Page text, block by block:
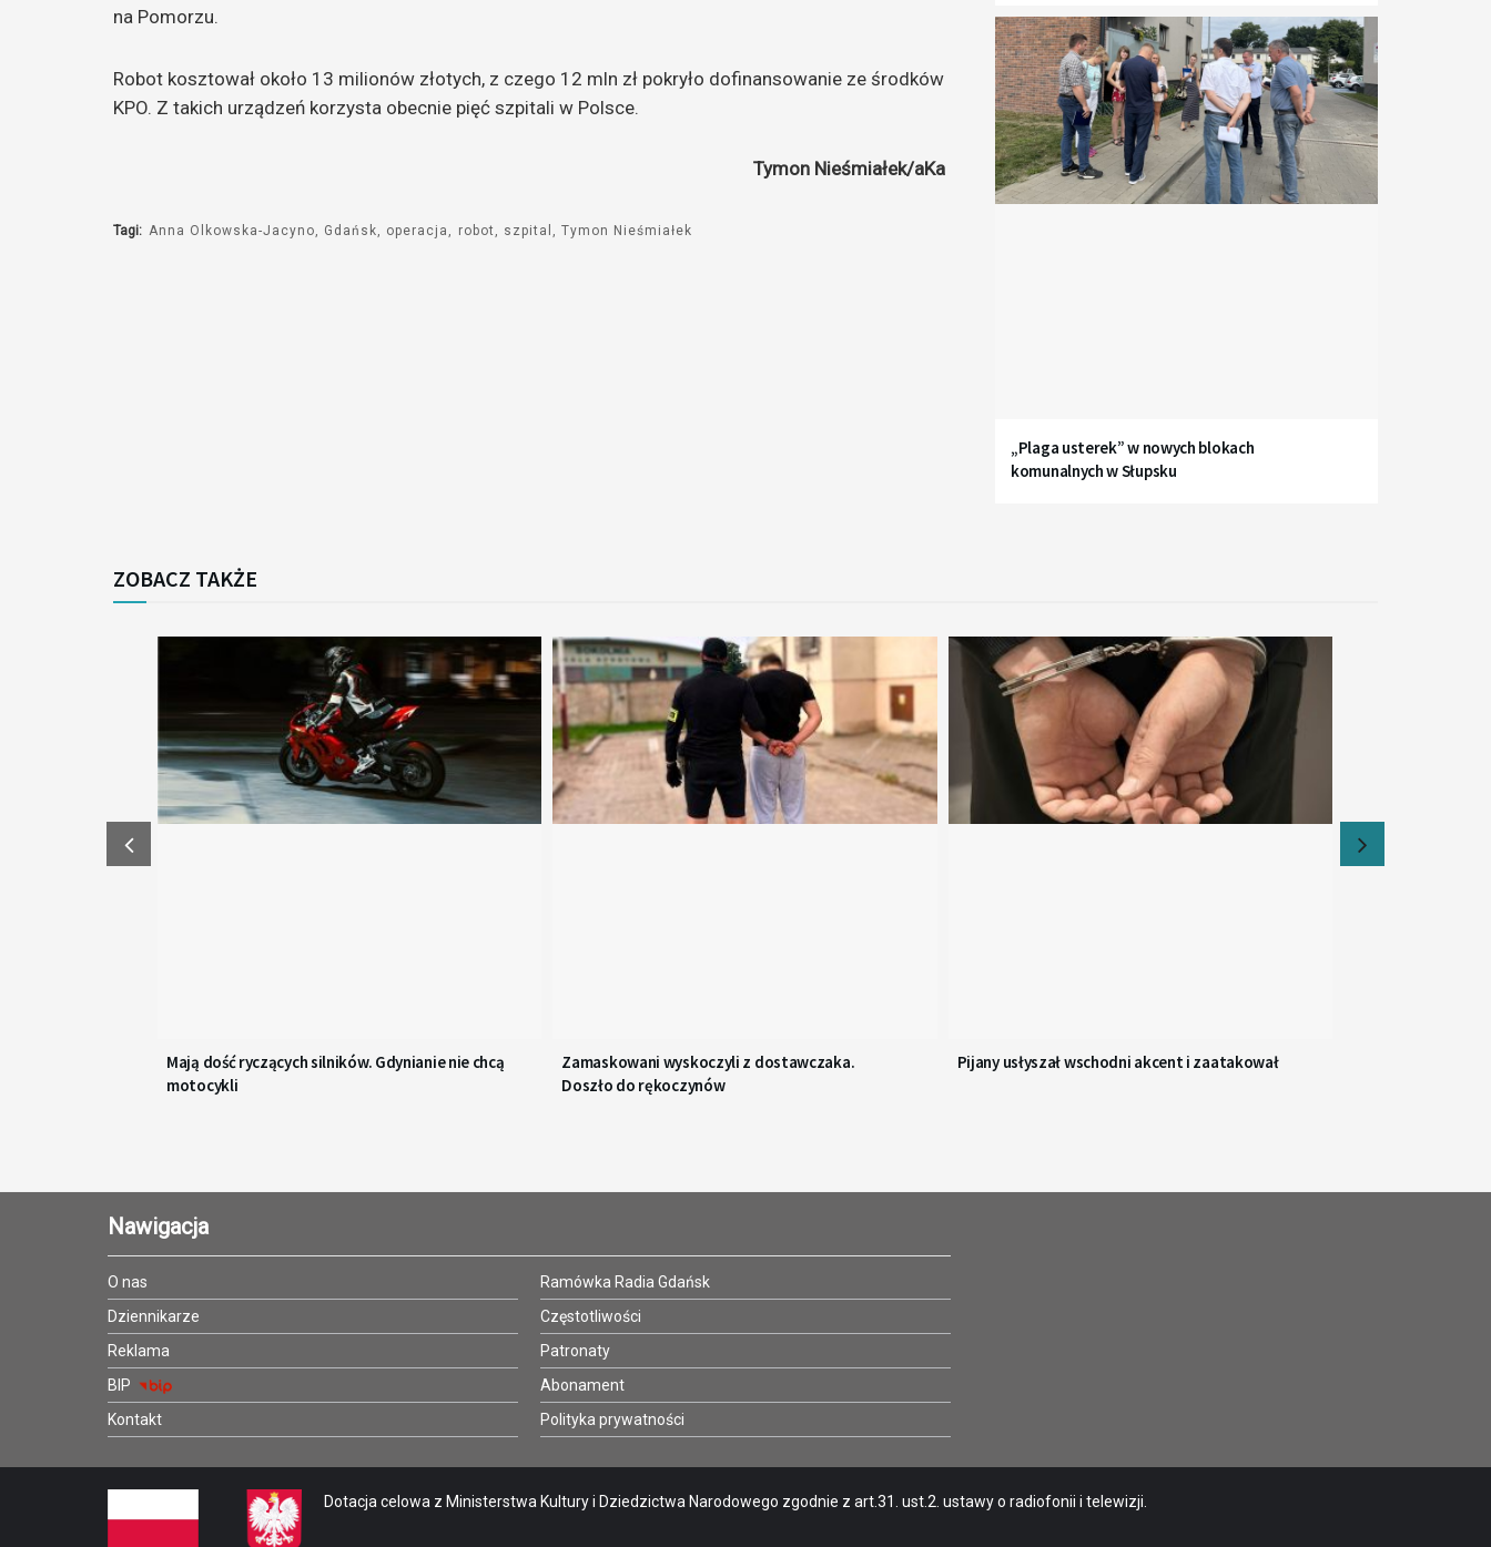
na Pomorzu.
Robot kosztował około 13 milionów złotych, z czego 12 mln zł pokryło dofinansowanie ze środków
KPO. Z takich urządzeń korzysta obecnie pięć szpitali w Polsce.
Tymon Nieśmiałek/aKa
Tagi: Anna Olkowska-Jacyno Gdańsk operacja robot szpital Tymon Nieśmiałek
„Plaga usterek” w nowych blokach
komunalnych w Słupsku
ZOBACZ TAKŻE
Mają dość ryczących silników. Gdynianie nie chcą
motocykli
Zamaskowani wyskoczyli z dostawczaka.
Doszło do rękoczynów
Pijany usłyszał wschodni akcent i zaatakował
Nawigacja
O nas
Dziennikarze
Reklama
BIP
Kontakt
Ramówka Radia Gdańsk
Częstotliwości
Patronaty
Abonament
Polityka prywatności
Dotacja celowa z Ministerstwa Kultury i Dziedzictwa Narodowego zgodnie z art.31. ust.2. ustawy o radiofonii i telewizji.